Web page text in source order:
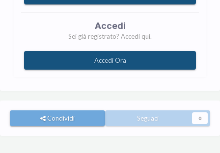
Accedi
Sei già registrato? Accedi qui.
Accedi Ora
Condividi Seguaci 0